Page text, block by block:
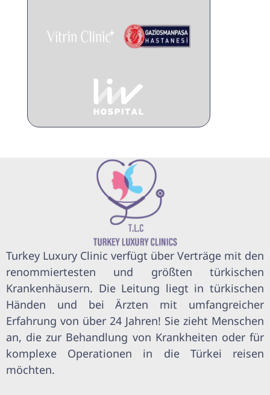
Turkey Luxury Clinic verfügt über Verträge mit den
renommiertesten und größten türkischen
Krankenhäusern. Die Leitung liegt in türkischen
Händen und bei Ärzten mit umfangreicher
Erfahrung von über 24 Jahren! Sie zieht Menschen
an, die zur Behandlung von Krankheiten oder für
komplexe Operationen in die Türkei reisen
möchten.